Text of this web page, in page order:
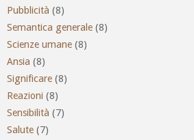
Pubblicità (8)
Semantica generale (8)
Scienze umane (8)
Ansia (8)
Significare (8)
Reazioni (8)
Sensibilità (7)
Salute (7)